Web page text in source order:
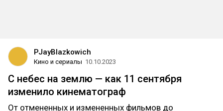
PJayBlazkowich
Кино и сериалы 10.10.2023
С небес на землю — как 11 сентября
изменило кинематограф
От отмененных и измененных фильмов до